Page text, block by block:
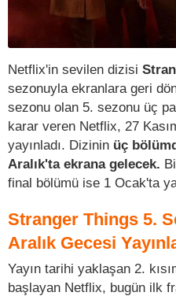
Netflix'in sevilen dizisi
sezonuyla ekranlara geri
sezonu olan 5. sezonu üç
karar veren Netflix, 27
yayınladı. Dizinin üç
Aralık'ta ekrana gelecek.
final bölümü ise 1 Ocak'ta
Stranger Things 5.
Aralık Gecesi
Yayın tarihi yaklaşan 2.
başlayan Netflix, bugün ilk